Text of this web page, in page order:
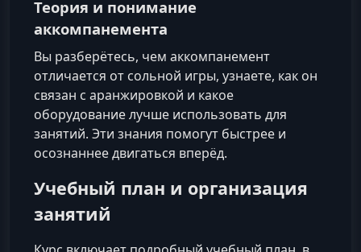
Теория и понимание
аккомпанемента
Вы разберётесь, чем аккомпанемент
отличается от сольной игры, узнаете, как он
связан с аранжировкой и какое
оборудование лучше использовать для
занятий. Эти знания помогут быстрее и
осознаннее двигаться вперёд.
Учебный план и организация
занятий